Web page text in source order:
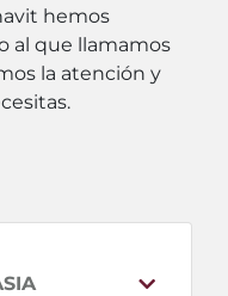
hemos
al que llamamos
la atención y